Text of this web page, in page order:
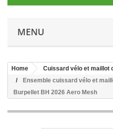
MENU
Home
Cuissard vélo et maillot
Ensemble cuissard vélo et
Burpellet BH 2026 Aero Mesh